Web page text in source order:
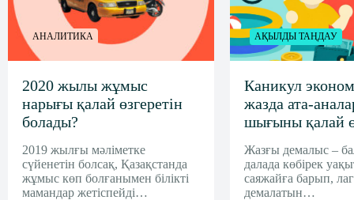
АНАЛИТИКА
2020 жылы жұмыс
нарығы қалай өзгеретін
болады?
2019 жылғы мәліметке
сүйенетін болсақ, Қазақстанда
жұмыс көп болғанымен білікті
мамандар жетіспейді…
АҚЫЛДЫ ТАҢДАУ
Каникул
жазда ата-
шығыны қалай
Жазғы демалыс –
далада көбірек
саяжайға барып,
демалатын…